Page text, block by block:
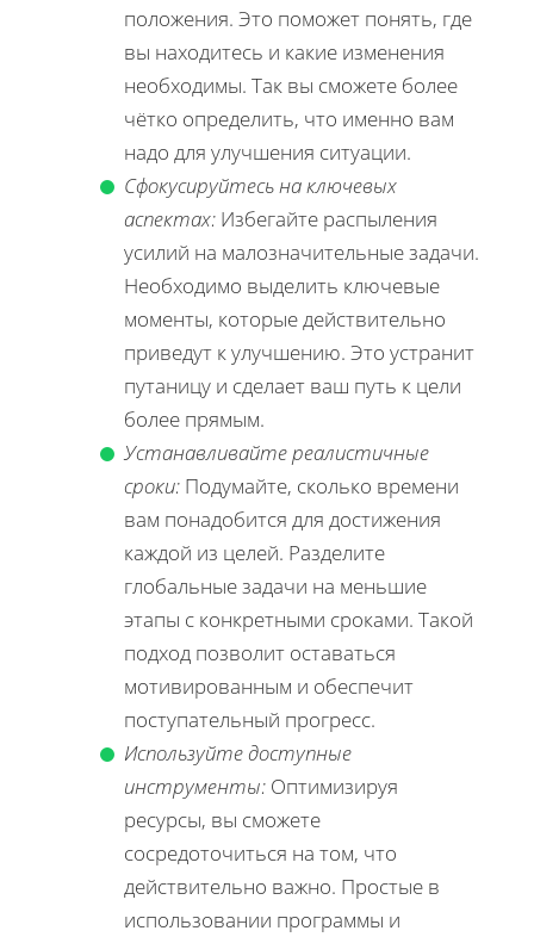
положения. Это поможет понять, где
вы находитесь и какие изменения
необходимы. Так вы сможете более
чётко определить, что именно вам
надо для улучшения ситуации.
Сфокусируйтесь на ключевых
аспектах: Избегайте распыления
усилий на малозначительные задачи.
Необходимо выделить ключевые
моменты, которые действительно
приведут к улучшению. Это устранит
путаницу и сделает ваш путь к цели
более прямым.
Устанавливайте реалистичные
сроки: Подумайте, сколько времени
вам понадобится для достижения
каждой из целей. Разделите
глобальные задачи на меньшие
этапы с конкретными сроками. Такой
подход позволит оставаться
мотивированным и обеспечит
поступательный прогресс.
Используйте доступные
инструменты: Оптимизируя
ресурсы, вы сможете
сосредоточиться на том, что
действительно важно. Простые в
использовании программы и